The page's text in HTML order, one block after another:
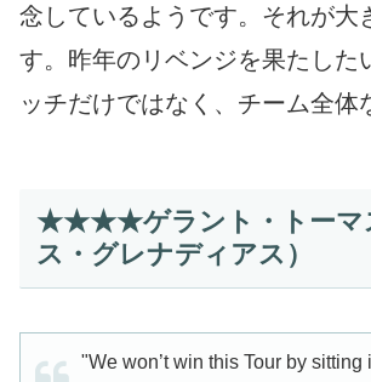
念しているようです。それが大
す。昨年のリベンジを果たした
ッチだけではなく、チーム全体
★★★★ゲラント・トーマ
ス・グレナディアス）
"We won’t win this Tour by sitting